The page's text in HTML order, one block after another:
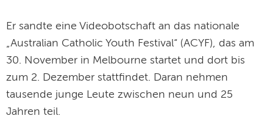
Er sandte eine Videobotschaft an das nationale
„Australian Catholic Youth Festival“ (ACYF), das am
30. November in Melbourne startet und dort bis
zum 2. Dezember stattfindet. Daran nehmen
tausende junge Leute zwischen neun und 25
Jahren teil.